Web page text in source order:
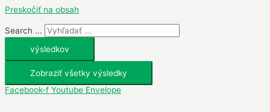
Preskočiť na obsah
Search ...
výsledkov
Zobraziť všetky výsledky
Facebook-f Youtube Envelope